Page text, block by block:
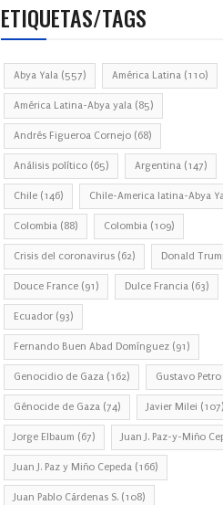
ETIQUETAS/TAGS
Abya Yala (557) América Latina (110)
América Latina-Abya yala (85)
Andrés Figueroa Cornejo (68)
Análisis político (65) Argentina (147)
Chile (146) Chile-America latina-Abya
Colombia (88) Colombia (109)
Crisis del coronavirus (62) Donald
Douce France (91) Dulce Francia (63)
Ecuador (93)
Fernando Buen Abad Domínguez (91)
Genocidio de Gaza (162) Gustavo Petro
Génocide de Gaza (74) Javier Milei (107)
Jorge Elbaum (67) Juan J. Paz-y-Miño
Juan J. Paz y Miño Cepeda (166)
Juan Pablo Cárdenas S. (108)